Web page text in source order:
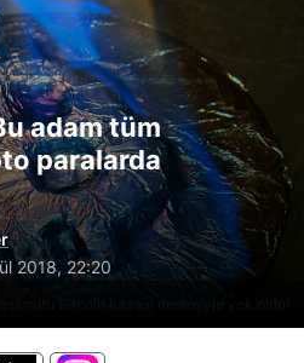
adam tüm
paralarda
2018, 22:20